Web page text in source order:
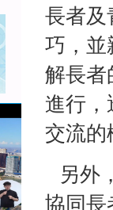
長者及
巧，並
解長者
進行
交流的
另外
協同長